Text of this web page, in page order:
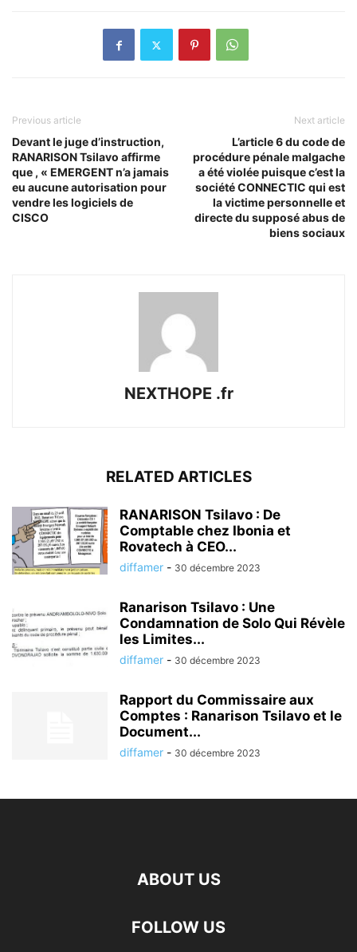
Previous article
Devant le juge d’instruction,
RANARISON Tsilavo affirme
que , « EMERGENT n’a jamais
eu aucune autorisation pour
vendre les logiciels de
CISCO
Next article
L’article 6 du code de
procédure pénale malgache
a été violée puisque c’est la
société CONNECTIC qui est
la victime personnelle et
directe du supposé abus de
biens sociaux
NEXTHOPE .fr
RELATED ARTICLES
RANARISON Tsilavo : De
Comptable chez Ibonia et
Rovatech à CEO...
diffamer - 30 décembre 2023
Ranarison Tsilavo : Une
Condamnation de Solo Qui Révèle
les Limites...
diffamer - 30 décembre 2023
Rapport du Commissaire aux
Comptes : Ranarison Tsilavo et le
Document...
diffamer - 30 décembre 2023
ABOUT US
FOLLOW US